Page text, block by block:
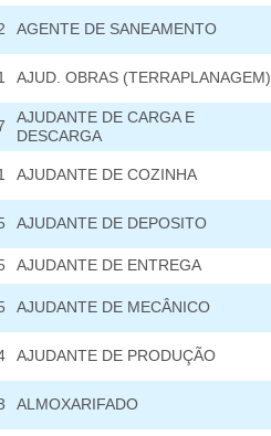
AGENTE DE SANEAMENTO
AJUD. OBRAS (TERRAPLANAGEM)
AJUDANTE DE CARGA E
DESCARGA
AJUDANTE DE COZINHA
AJUDANTE DE DEPOSITO
AJUDANTE DE ENTREGA
AJUDANTE DE MECÂNICO
AJUDANTE DE PRODUÇÃO
ALMOXARIFADO